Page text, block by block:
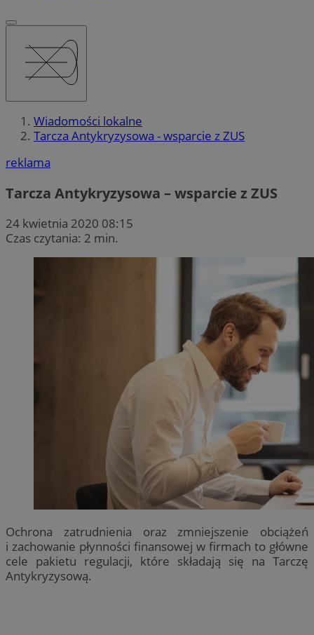
Wiadomości lokalne
Tarcza Antykryzysowa - wsparcie z ZUS
reklama
Tarcza Antykryzysowa – wsparcie z ZUS
24 kwietnia 2020 08:15
Czas czytania: 2 min.
Ochrona zatrudnienia oraz zmniejszenie obciążeń
i zachowanie płynności finansowej w firmach to główne
cele pakietu regulacji, które składają się na Tarczę
Antykryzysową.